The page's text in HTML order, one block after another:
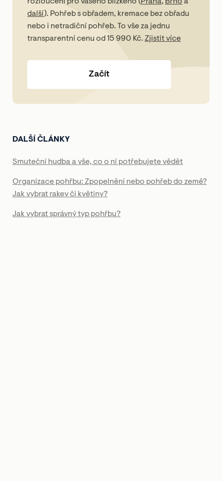
další). Pohřeb s obřadem, kremace bez obřadu
nebo i netradiční pohřeb. To vše za jednu
transparentní cenu od 15 990 Kč. Zjistit více
Začít
DALŠÍ ČLÁNKY
Smuteční hudba a vše, co o ní potřebujete vědět
Organizace pohřbu: Zpopelnění nebo pohřeb do země?
Jak vybrat rakev či květiny?
Jak vybrat správný typ pohřbu?